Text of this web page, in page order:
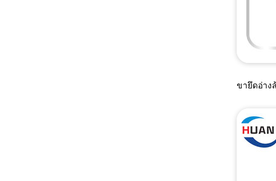
ขายึดอ่าง